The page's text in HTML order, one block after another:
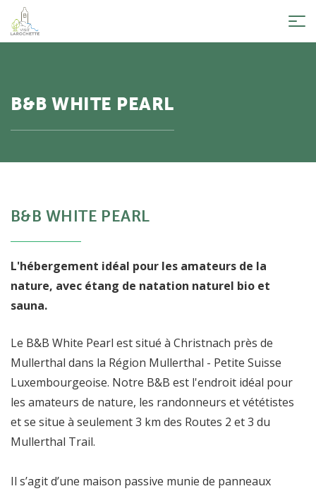
B&B WHITE PEARL
B&B WHITE PEARL
L'hébergement idéal pour les amateurs de la
nature, avec étang de natation naturel bio et
sauna.
Le B&B White Pearl est situé à Christnach près de
Mullerthal dans la Région Mullerthal - Petite Suisse
Luxembourgeoise. Notre B&B est l'endroit idéal pour
les amateurs de nature, les randonneurs et vététistes
et se situe à seulement 3 km des Routes 2 et 3 du
Mullerthal Trail.
Il s’agit d’une maison passive munie de panneaux